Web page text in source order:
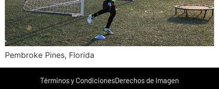
Pembroke Pines, Florida
Términos y CondicionesDerechos de Imagen